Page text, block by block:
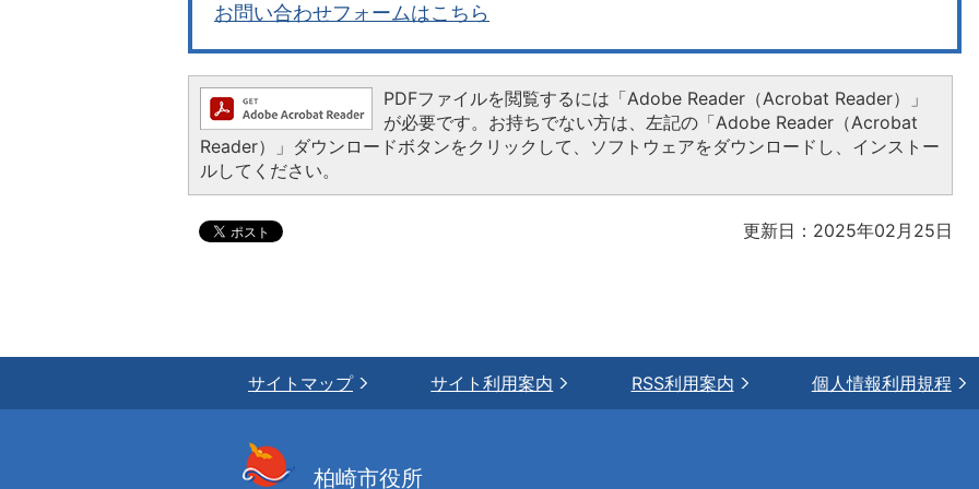
お問い合わせフォームはこちら
PDFファイルを閲覧するには「Adobe Reader（Acrobat Reader）」
が必要です。お持ちでない方は、左記の「Adobe Reader（Acrobat
Reader）」ダウンロードボタンをクリックして、ソフトウェアをダウンロードし、インストー
ルしてください。
更新日：2025年02月25日
サイトマップ サイト利用案内 RSS利用案内 個人情報利用規程
柏崎市役所